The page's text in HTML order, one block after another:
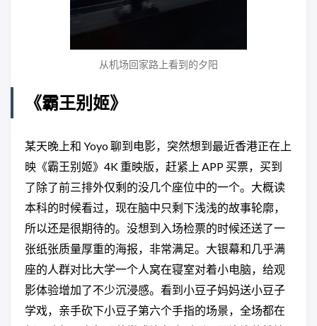
从机场回家路上看到的夕阳
《霸王别姬》
某天晚上和 Yoyo 聊到电影，突然想到最近香港正在上
映《霸王别姬》4K 重映版，赶紧上 APP 买票，买到
了除了前三排外仅剩的没几个座位中的一个。大概读
本科的时候看过，现在脑中只剩下浅浅的故事轮廓，
所以还是很期待的。没想到入场检票的时候还送了一
张纸张质量厚重的海报，非常满足。大银幕和几乎满
座的人群对比大学一个人窝在寝室对着小电脑，给观
影体验增加了不少沉浸感。看到小豆子妈妈送小豆子
学戏，亲手砍下小豆子第六个手指的场景，全场都在